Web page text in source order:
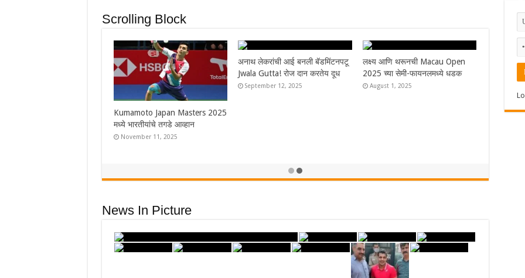
Scrolling Block
Syed
चार
अनाथ लेकरांची आई बनली बॅडमिंटनपटू
Jwala Gutta! रोज दान करतेय दूध
September 12, 2025
लक्ष्य आणि थरूनची Macau Open
2025 च्या सेमी-फायनलमध्ये धडक
August 1, 2025
News In Picture